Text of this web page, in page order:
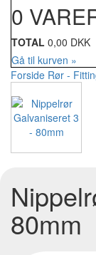
0
TOTAL 0,00 DKK
Gå til kurven »
Forside Rør -
80mm